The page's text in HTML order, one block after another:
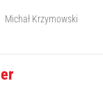
Michał Krzymowski